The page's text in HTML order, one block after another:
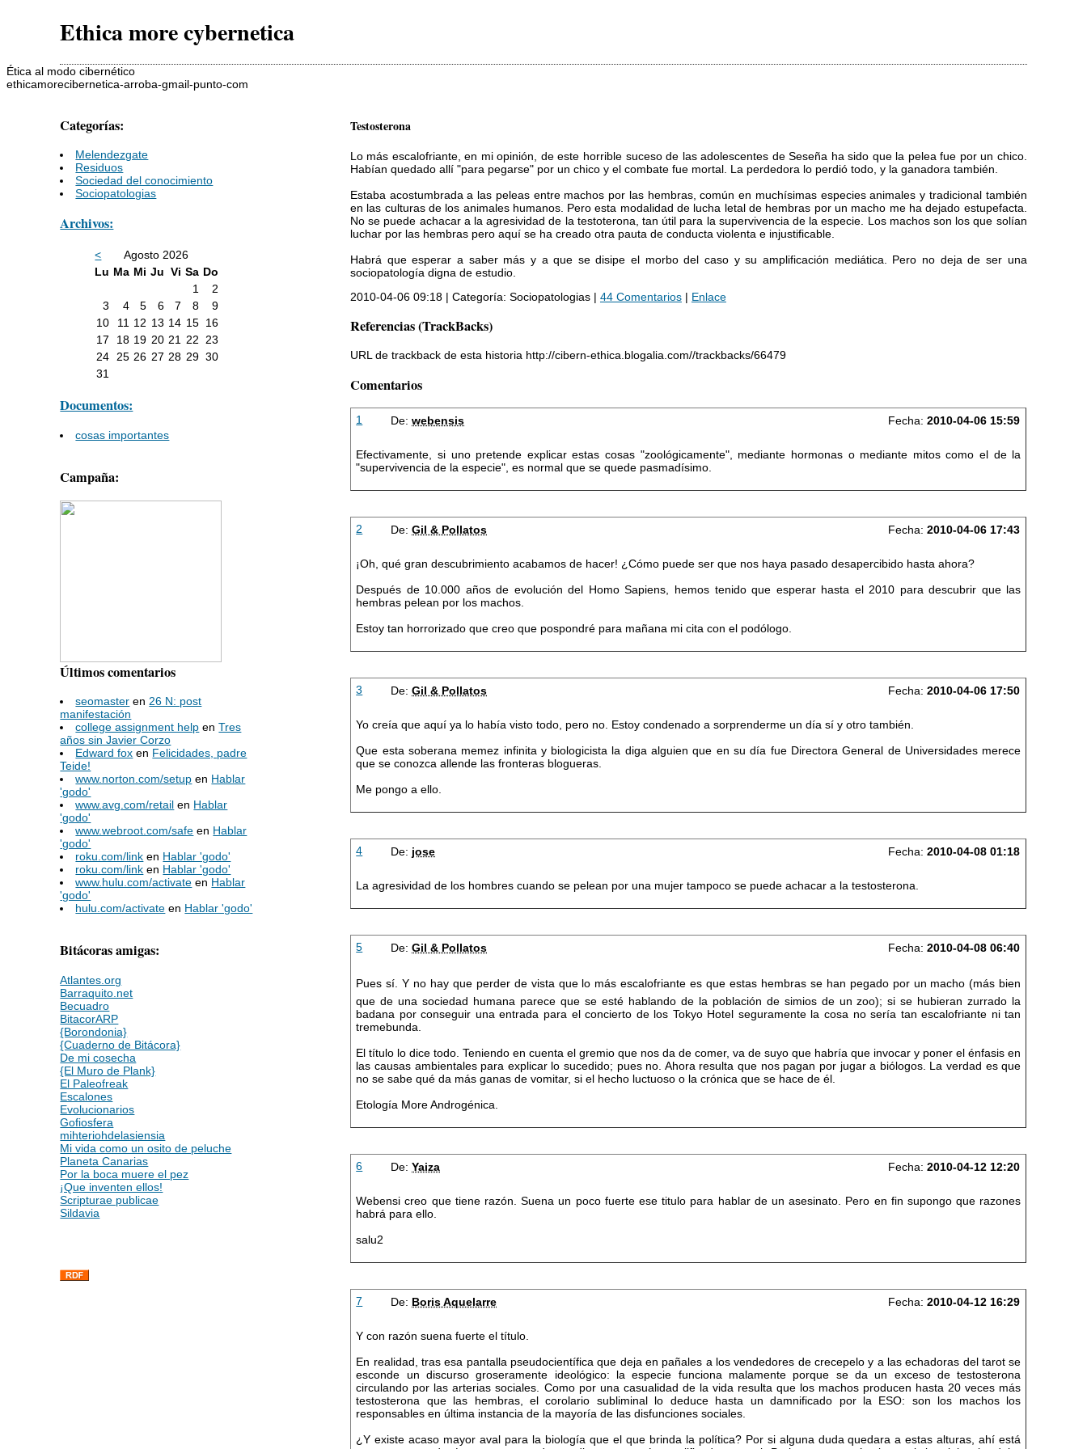
Ethica more cybernetica
Ética al modo cibernético
ethicamorecibernetica-arroba-gmail-punto-com
Categorías:
Melendezgate
Residuos
Sociedad del conocimiento
Sociopatologias
Archivos:
<
Agosto 2026
Lu Ma Mi Ju Vi Sa Do
1
2
3
4 5 6 7 8
9
10
11 12 13 14 15 16
17
18 19 20 21 22
23
24
25 26 27 28 29 30
31
Documentos:
cosas importantes
Campaña:
Últimos comentarios
seomaster en 26 N: post
manifestación
college assignment help enTres
años sin Javier Corzo
Edward fox en Felicidades, padre
Teide!
www.norton.com/setup en Hablar
'godo'
www.avg.com/retail en Hablar
'godo'
www.webroot.com/safe en Hablar
'godo'
roku.com/link en Hablar 'godo'
roku.com/link en Hablar 'godo'
www.hulu.com/activate en Hablar
'godo'
hulu.com/activate en Hablar 'godo'
Bitácoras amigas:
Atlantes.org
Barraquito.net
Becuadro
BitacorARP
{Borondonia}
{Cuaderno de Bitácora}
De mi cosecha
{El Muro de Plank}
El Paleofreak
Escalones
Evolucionarios
Gofiosfera
mihteriohdelasiensia
Mi vida como un osito de peluche
Planeta Canarias
Por la boca muere el pez
¡Que inventen ellos!
Scripturae publicae
Sildavia
Testosterona
Lo más escalofriante, en mi opinión, de este horrible suceso de las adolescentes de Seseña ha sido que la pelea fue por un chico.
Habían quedado allí "para pegarse" por un chico y el combate fue mortal. La perdedora lo perdió todo, y la ganadora también.
Estaba acostumbrada a las peleas entre machos por las hembras, común en muchísimas especies animales y tradicional también
en las culturas de los animales humanos. Pero esta modalidad de lucha letal de hembras por un macho me ha dejado estupefacta.
No se puede achacar a la agresividad de la testoterona, tan útil para la supervivencia de la especie. Los machos son los que solían
luchar por las hembras pero aquí se ha creado otra pauta de conducta violenta e injustificable.
Habrá que esperar a saber más y a que se disipe el morbo del caso y su amplificación mediática. Pero no deja de ser una
sociopatología digna de estudio.
2010-04-06 09:18 | Categoría: Sociopatologias | 44 Comentarios| Enlace
Referencias (TrackBacks)
URL de trackback de esta historia http://cibern-ethica.blogalia.com//trackbacks/66479
Comentarios
1 De:webensis Fecha:2010-04-06 15:59
Efectivamente, si uno pretende explicar estas cosas "zoológicamente", mediante hormonas o mediante mitos como el de la
"supervivencia de la especie", es normal que se quede pasmadísimo.
2 De:Gil & Pollatos Fecha:2010-04-06 17:43
¡Oh, qué gran descubrimiento acabamos de hacer! ¿Cómo puede ser que nos haya pasado desapercibido hasta ahora?
Después de 10.000 años de evolución del Homo Sapiens, hemos tenido que esperar hasta el 2010 para descubrir que las
hembras pelean por los machos.
Estoy tan horrorizado que creo que pospondré para mañana mi cita con el podólogo.
3 De:Gil & Pollatos Fecha:2010-04-06 17:50
Yo creía que aquí ya lo había visto todo, pero no. Estoy condenado a sorprenderme un día sí y otro también.
Que esta soberana memez infinita y biologicista la diga alguien que en su día fue Directora General de Universidades merece
que se conozca allende las fronteras blogueras.
Me pongo a ello.
4 De: jose Fecha:2010-04-08 01:18
La agresividad de los hombres cuando se pelean por una mujer tampoco se puede achacar a la testosterona.
5 De:Gil & Pollatos Fecha:2010-04-08 06:40
Pues sí. Y no hay que perder de vista que lo más escalofriante es que estas hembras se han pegado por un macho (más bien
que de una sociedad humana parece que se esté hablando de la población de simios de un zoo); si se hubieran zurrado la
badana por conseguir una entrada para el concierto de los Tokyo Hotel seguramente la cosa no sería tan escalofriante ni tan
tremebunda.
El título lo dice todo. Teniendo en cuenta el gremio que nos da de comer, va de suyo que habría que invocar y poner el énfasis en
las causas ambientales para explicar lo sucedido; pues no. Ahora resulta que nos pagan por jugar a biólogos. La verdad es que
no se sabe qué da más ganas de vomitar, si el hecho luctuoso o la crónica que se hace de él.
Etología More Androgénica.
6 De:Yaiza Fecha:2010-04-12 12:20
Webensi creo que tiene razón. Suena un poco fuerte ese titulo para hablar de un asesinato. Pero en fin supongo que razones
habrá para ello.
salu2
7 De: Boris Aquelarre Fecha:2010-04-12 16:29
Y con razón suena fuerte el título.
En realidad, tras esa pantalla pseudocientífica que deja en pañales a los vendedores de crecepelo y a las echadoras del tarot se
esconde un discurso groseramente ideológico: la especie funciona malamente porque se da un exceso de testosterona
circulando por las arterias sociales. Como por una casualidad de la vida resulta que los machos producen hasta 20 veces más
testosterona que las hembras, el corolario subliminal lo deduce hasta un damnificado por la ESO: son los machos los
responsables en última instancia de la mayoría de las disfunciones sociales.
¿Y existe acaso mayor aval para la biología que el que brinda la política? Por si alguna duda quedara a estas alturas, ahí está